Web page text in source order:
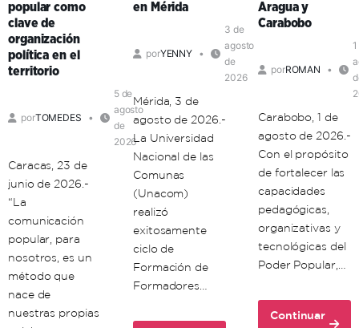
popular como
clave de
organización
política en el
territorio
porTOMEDES
5 de
agosto
de
2026
Caracas, 23 de
junio de 2026.-
“La
comunicación
popular, para
nosotros, es un
método que
nace de
nuestras propias
en Mérida
porYENNY
3 de
agosto
de
2026
Mérida, 3 de
agosto de 2026.-
La Universidad
Nacional de las
Comunas
(Unacom)
realizó
exitosamente
ciclo de
Formación de
Formadores…
Aragua y
Carabobo
porROMAN
Carabobo, 1 de
agosto de 2026.-
Con el propósito
de fortalecer las
capacidades
pedagógicas,
organizativas y
tecnológicas del
Poder Popular,…
Continuar